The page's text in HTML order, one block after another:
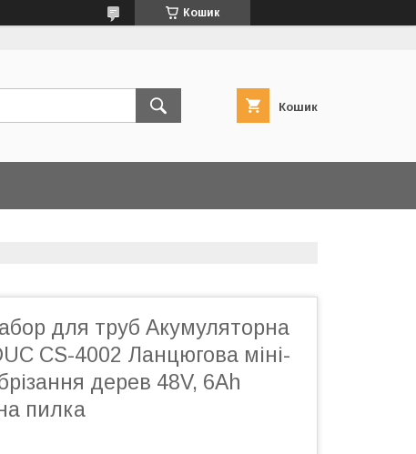
Кошик
Кошик
для труб Акумуляторна
CS-4002 Ланцюгова міні-
дерев 48V, 6Ah
пилка